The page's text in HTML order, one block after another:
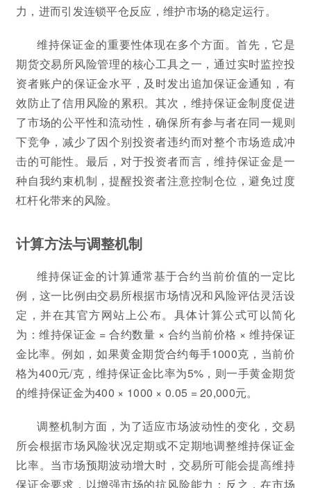
力，进而引发连锁平仓反应，维护市场的稳定运行。
维持保证金的重要性体现在多个方面。首先，它是
期货交易所风险管理的核心工具之一，通过实时监控投
资者账户的保证金水平，及时发出追加保证金通知，有
效防止了信用风险的累积。其次，维持保证金制度促进
了市场的公平性和流动性，确保所有参与者在同一规则
下竞争，减少了因个别投资者违约而对整个市场造成冲
击的可能性。最后，对于投资者而言，维持保证金是一
种自我约束机制，提醒投资者注意控制仓位，避免过度
杠杆化带来的风险。
计算方法与调整机制
维持保证金的计算通常基于合约当前价值的一定比
例，这一比例由交易所根据市场情况和风险评估灵活设
定，并在其官方网站上公布。具体计算公式可以简化
为：维持保证金 = 合约数量 × 合约当前价格 × 维持保证
金比率。例如，如果黄金期货合约每手1000克，当前价
格为400元/克，维持保证金比率为5%，则一手黄金期货
的维持保证金为400 × 1000 × 0.05 = 20,000元。
调整机制方面，为了适应市场波动性的变化，交易
所会根据市场风险状况定期或不定期地调整维持保证金
比率。当市场预期波动增大时，交易所可能会提高维持
保证金要求，以增强市场的抗风险能力；反之，在市场